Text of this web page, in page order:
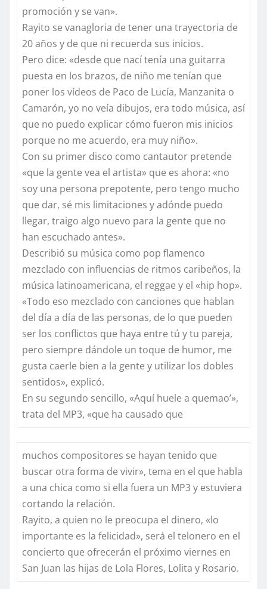
promoción y se van».
Rayito se vanagloria de tener una trayectoria de
20 años y de que ni recuerda sus inicios.
Pero dice: «desde que nací tenía una guitarra
puesta en los brazos, de niño me tenían que
poner los vídeos de Paco de Lucía, Manzanita o
Camarón, yo no veía dibujos, era todo música, así
que no puedo explicar cómo fueron mis inicios
porque no me acuerdo, era muy niño».
Con su primer disco como cantautor pretende
«que la gente vea el artista» que es ahora: «no
soy una persona prepotente, pero tengo mucho
que dar, sé mis limitaciones y adónde puedo
llegar, traigo algo nuevo para la gente que no
han escuchado antes».
Describió su música como pop flamenco
mezclado con influencias de ritmos caribeños, la
música latinoamericana, el reggae y el «hip hop».
«Todo eso mezclado con canciones que hablan
del día a día de las personas, de lo que pueden
ser los conflictos que haya entre tú y tu pareja,
pero siempre dándole un toque de humor, me
gusta caerle bien a la gente y utilizar los dobles
sentidos», explicó.
En su segundo sencillo, «Aquí huele a quemao’»,
trata del MP3, «que ha causado que
muchos compositores se hayan tenido que
buscar otra forma de vivir», tema en el que habla
a una chica como si ella fuera un MP3 y estuviera
cortando la relación.
Rayito, a quien no le preocupa el dinero, «lo
importante es la felicidad», será el telonero en el
concierto que ofrecerán el próximo viernes en
San Juan las hijas de Lola Flores, Lolita y Rosario.